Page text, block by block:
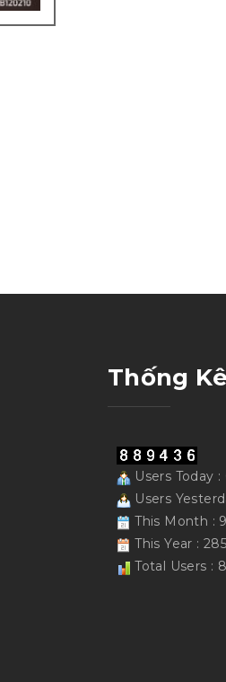
Thống
Users Today :
Users
This Month :
This Year :
Total Users :